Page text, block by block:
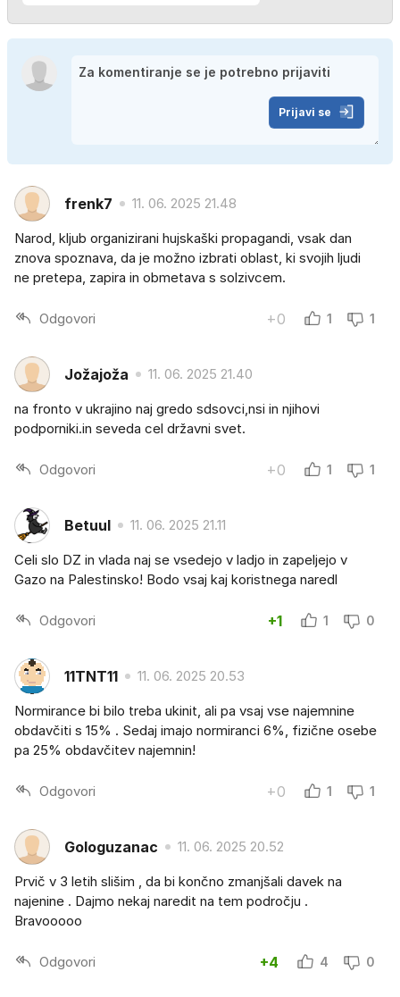
Prijavi se
frenk7 11. 06. 2025 21.48
Narod, kljub organizirani hujskaški propagandi, vsak dan
znova spoznava, da je možno izbrati oblast, ki svojih ljudi
ne pretepa, zapira in obmetava s solzivcem.
Odgovori +0 1 1
Jožajoža 11. 06. 2025 21.40
na fronto v ukrajino naj gredo sdsovci,nsi in njihovi
podporniki.in seveda cel državni svet.
Odgovori +0 1 1
Betuul 11. 06. 2025 21.11
Celi slo DZ in vlada naj se vsedejo v ladjo in zapeljejo v
Gazo na Palestinsko! Bodo vsaj kaj koristnega naredl
Odgovori +1 1 0
11TNT11 11. 06. 2025 20.53
Normirance bi bilo treba ukinit, ali pa vsaj vse najemnine
obdavčiti s 15% . Sedaj imajo normiranci 6%, fizične osebe
pa 25% obdavčitev najemnin!
Odgovori +0 1 1
Gologuzanac 11. 06. 2025 20.52
Prvič v 3 letih slišim , da bi končno zmanjšali davek na
najenine . Dajmo nekaj naredit na tem področju .
Bravooooo
Odgovori +4 4 0